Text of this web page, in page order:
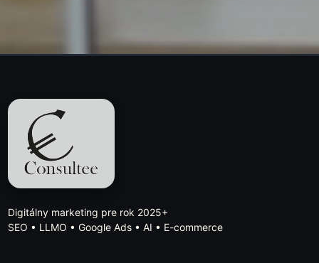
Digitálny marketing pre rok 2025+
SEO • LLMO • Google Ads • AI • E-commerce